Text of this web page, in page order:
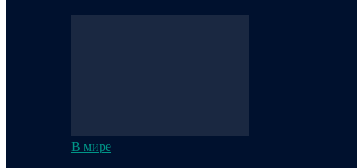
В мире